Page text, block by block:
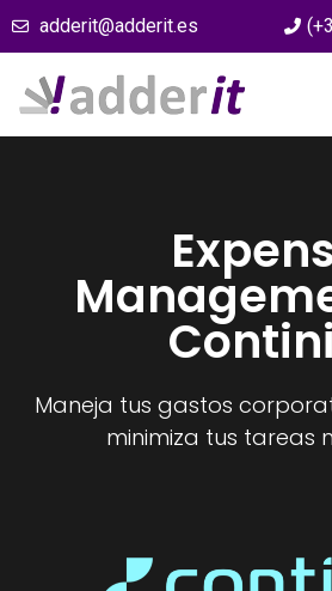
adderit@adderit.es
Maneja tus gastos
minimiza tus tareas